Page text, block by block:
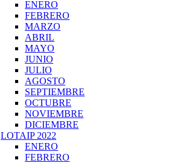
ENERO
FEBRERO
MARZO
ABRIL
MAYO
JUNIO
JULIO
AGOSTO
SEPTIEMBRE
OCTUBRE
NOVIEMBRE
DICIEMBRE
LOTAIP 2022
ENERO
FEBRERO